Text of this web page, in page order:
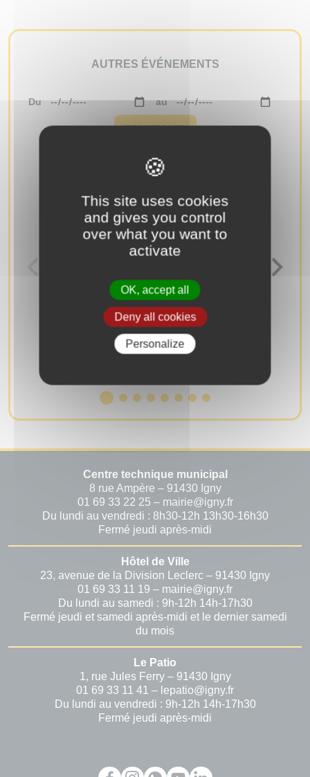
AUTRES ÉVÉNEMENTS
Du au
RECHERCHER
LIBÉRATION D’IGNY
Mardi 25 Août
18h00 - 19h00
Cimetière, rue Ambroise Croizat
Centre technique municipal
8 rue Ampère – 91430 Igny
01 69 33 22 25 – mairie@igny.fr
Du lundi au vendredi : 8h30-12h 13h30-16h30
Fermé jeudi après-midi
Hôtel de Ville
23, avenue de la Division Leclerc – 91430 Igny
01 69 33 11 19 – mairie@igny.fr
Du lundi au samedi : 9h-12h 14h-17h30
Fermé jeudi et samedi après-midi et le dernier samedi
du mois
Le Patio
1, rue Jules Ferry – 91430 Igny
01 69 33 11 41 – lepatio@igny.fr
Du lundi au vendredi : 9h-12h 14h-17h30
Fermé jeudi après-midi
This site uses cookies
and gives you control
over what you want to
activate
OK, accept all
Deny all cookies
Personalize